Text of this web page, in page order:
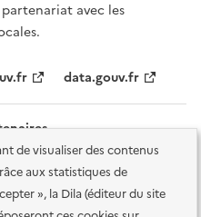
de visualiser des contenus
aux statistiques de
», la Dila (éditeur du site
avec les
data.gouv.fr